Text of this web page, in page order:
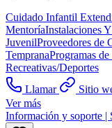
Cuidado Infantil
MentoríaInstalaciones Y
JuvenilProveedores de
TempranaProgramas
Recreativas/Deportes
Llamar
Sitio
Ver más
Información y soporte